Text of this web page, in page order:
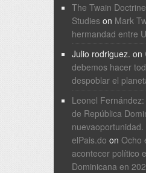
The Twain
Studieson Mark
hermandad entre
Julio rodriguez. on
debemos hacer
despoblar el
Leonel
de República
elPais.do on Ocho
acontecer político
Dominicana en